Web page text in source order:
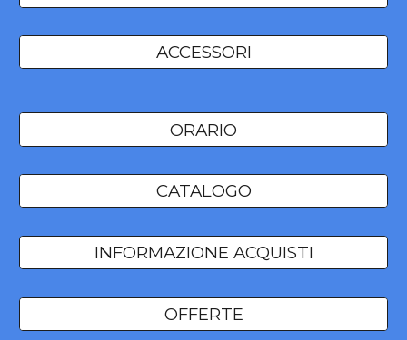
ACCESSORI
ORARIO
CATALOGO
INFORMAZIONE ACQUISTI
OFFERTE